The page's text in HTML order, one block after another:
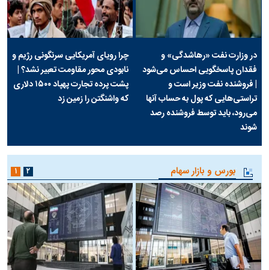
در وزارت نفت «رهاشدگی» و
فقدان پاسخگویی احساس می‌شود
| فروشنده نفت وزیر است و
تراستی‌هایی که پول به حساب آنها
می‌رود، باید توسط فروشنده رصد
شوند
چرا رویای آمریکایی سرنگونی رژیم و
نابودی محور مقاومت تعبیر نشد؟ |
پشت پرده تجارت پهپاد‌ ۱۵۰۰ دلاری
که واشنگتن را زمین زد
بورس و بازار سهام ۱ ۲